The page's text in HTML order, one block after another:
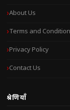
About Us
Terms and
Privacy Policy
Contact Us
श्रेणियाँ